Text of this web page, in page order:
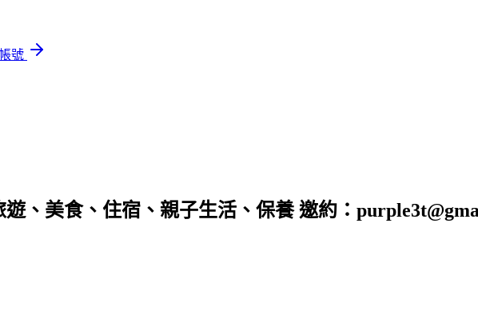
號
、美食、住宿、親子生活、保養 邀約：